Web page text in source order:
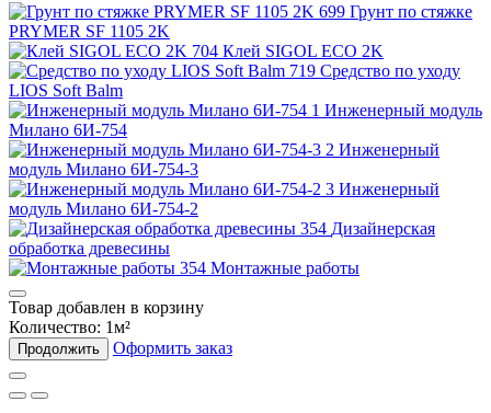
Грунт по стяжке
PRYMER SF 1105 2K
Клей SIGOL ECO 2K
Средство по уходу
LIOS Soft Balm
Инженерный модуль
Милано 6И-754
Инженерный
модуль Милано 6И-754-3
Инженерный
модуль Милано 6И-754-2
Дизайнерская
обработка древесины
Монтажные работы
Товар добавлен в корзину
Количество: 1м²
Продолжить Оформить заказ